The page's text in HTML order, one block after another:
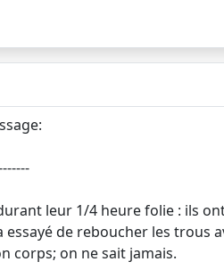
leur 1/4 heure folie : ils
de reboucher les trous
corps; on ne sait jamais.